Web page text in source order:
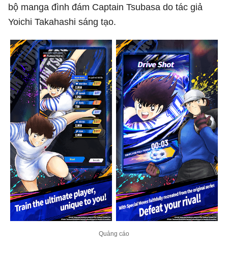
bộ manga đình đám Captain Tsubasa do tác giả
Yoichi Takahashi sáng tạo.